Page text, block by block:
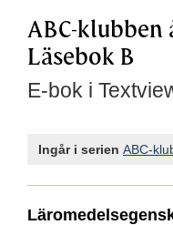
ABC-klubben
Läsebok B
E-bok i
Ingår i serien ABC-